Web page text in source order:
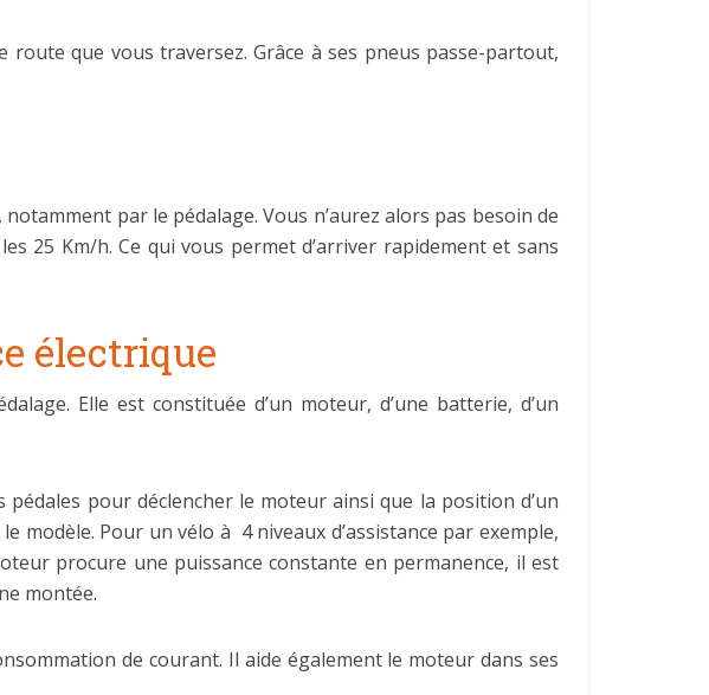
que vous traversez. Grâce à ses pneus passe-partout,
par le pédalage. Vous n’aurez alors pas besoin de
25 Km/h. Ce qui vous permet d’arriver rapidement et sans
électrique
Elle est constituée d’un moteur, d’une batterie, d’un
pour déclencher le moteur ainsi que la position d’un
modèle. Pour un vélo à 4 niveaux d’assistance par exemple,
procure une puissance constante en permanence, il est
montée.
de courant. Il aide également le moteur dans ses